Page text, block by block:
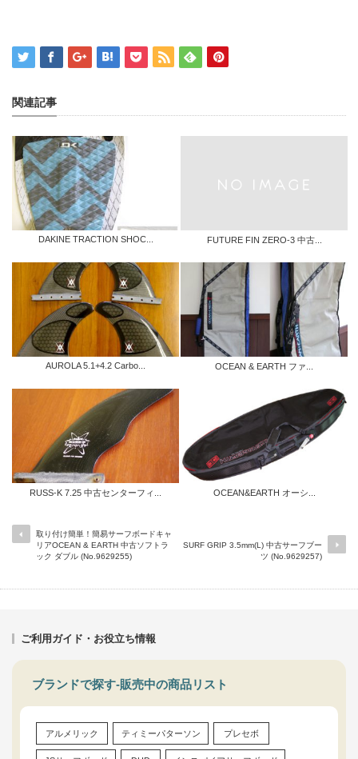
関連記事
DAKINE TRACTION SHOC... FUTURE FIN ZERO-3 中古...
AUROLA 5.1+4.2 Carbo... OCEAN & EARTH ファ...
RUSS-K 7.25 中古センターフィ... OCEAN&EARTH オーシ...
取り付け簡単！簡易サーフボードキャ
リアOCEAN & EARTH 中古ソフトラ
ック ダブル (No.9629255)
SURF GRIP 3.5mm(L) 中古サーフブー
ツ (No.9629257)
ご利用ガイド・お役立ち情報
ブランドで探す-販売中の商品リスト
アルメリック ティミーパターソン プレセボ